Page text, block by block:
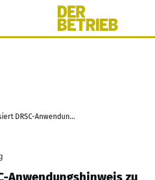
IDW kritisiert DRSC-Anwendungshinweis zu IFRS 2
Anwendungshinweis zu